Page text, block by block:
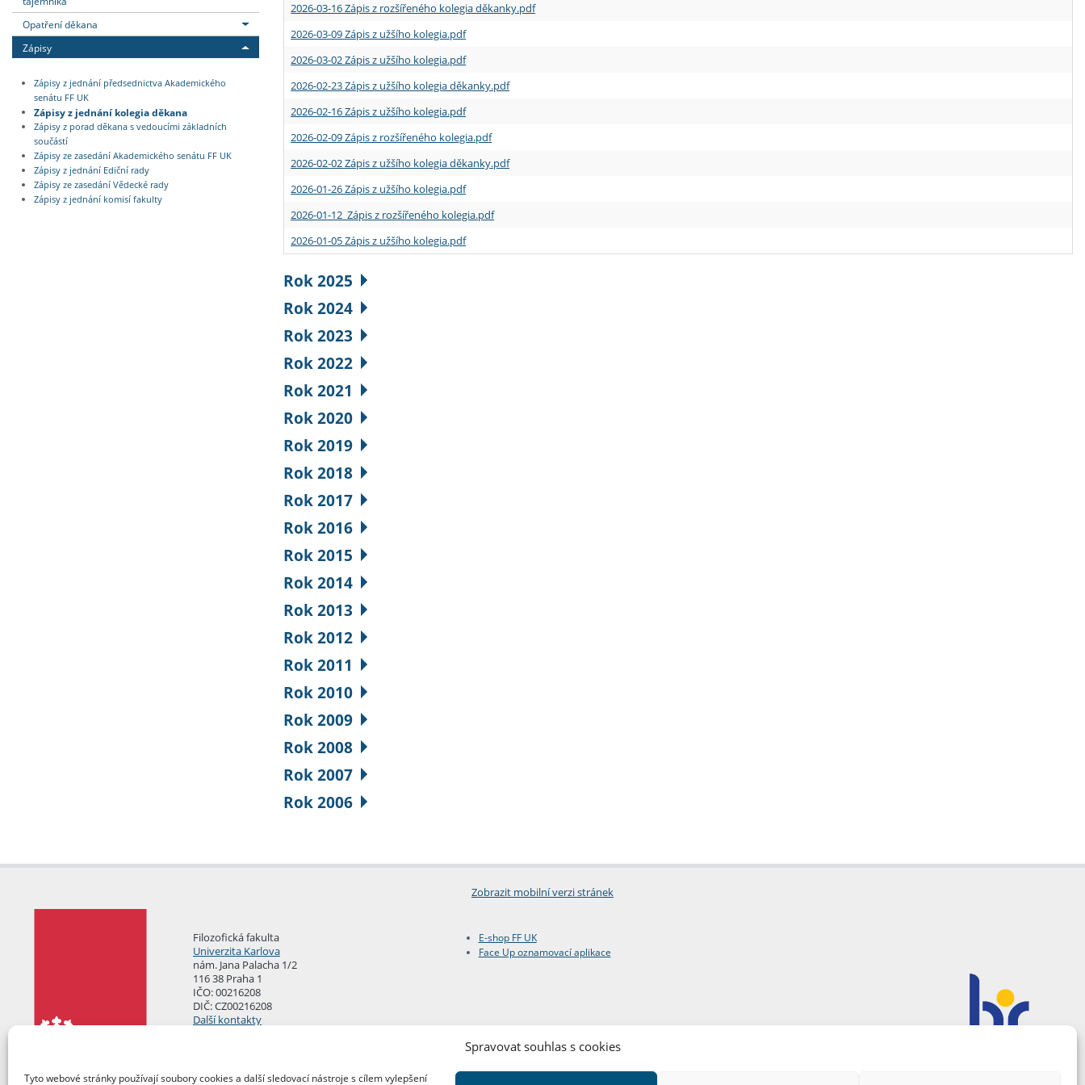
Spravovat souhlas s cookies
Tyto webové stránky používají soubory cookies a další sledovací nástroje s cílem vylepšení
Opatření děkana
Zápisy
Zápisy z jednání předsednictva Akademického
senátu FF UK
Zápisy z jednání kolegia děkana
Zápisy z porad děkana s vedoucími základních
součástí
Zápisy ze zasedání Akademického senátu FF UK
Zápisy z jednání Ediční rady
Zápisy ze zasedání Vědecké rady
Zápisy z jednání komisí fakulty
2026-03-16 Zápis z rozšířeného kolegia děkanky.pdf
2026-03-09 Zápis z užšího kolegia.pdf
2026-03-02 Zápis z užšího kolegia.pdf
2026-02-23 Zápis z užšího kolegia děkanky.pdf
2026-02-16 Zápis z užšího kolegia.pdf
2026-02-09 Zápis z rozšířeného kolegia.pdf
2026-02-02 Zápis z užšího kolegia děkanky.pdf
2026-01-26 Zápis z užšího kolegia.pdf
2026-01-12 Zápis z rozšířeného kolegia.pdf
2026-01-05 Zápis z užšího kolegia.pdf
Rok 2025
Rok 2024
Rok 2023
Rok 2022
Rok 2021
Rok 2020
Rok 2019
Rok 2018
Rok 2017
Rok 2016
Rok 2015
Rok 2014
Rok 2013
Rok 2012
Rok 2011
Rok 2010
Rok 2009
Rok 2008
Rok 2007
Rok 2006
Zobrazit mobilní verzi stránek
Filozofická fakulta
Univerzita Karlova
nám. Jana Palacha 1/2
116 38 Praha 1
IČO: 00216208
DIČ: CZ00216208
Další kontakty
E-shop FF UK
Face Up oznamovací aplikace